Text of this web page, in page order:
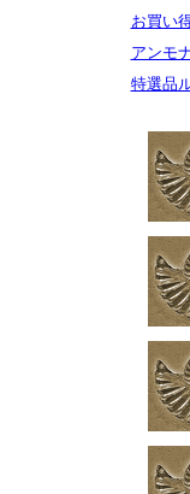
お買い
アンモ
特選品